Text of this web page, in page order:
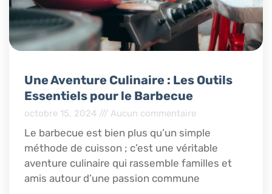
Une Aventure Culinaire : Les Outils
Essentiels pour le Barbecue
octobre 15, 2024 Aucun commentaire
Le barbecue est bien plus qu’un simple
méthode de cuisson ; c’est une véritable
aventure culinaire qui rassemble familles et
amis autour d’une passion commune